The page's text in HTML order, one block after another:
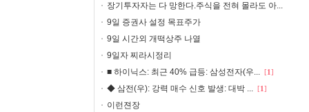
장기투자자는 다 망한다.주식을 전혀 몰라도 아...
9일 증권사 설정 목표주가
9일 시간외 개떡상주 나열
9일자 찌라시정리
■ 하이닉스: 최근 40% 급등: 삼성전자(우... [1]
◆ 삼전(우): 강력 매수 신호 발생: 대박 ... [1]
이런젼장